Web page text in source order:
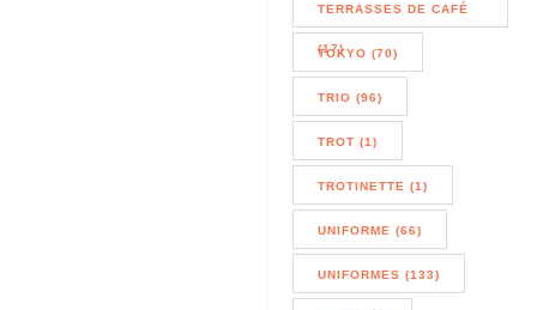
TERRASSES DE CAFÉ
(17)
TOKYO (70)
TRIO (96)
TROT (1)
TROTINETTE (1)
UNIFORME (66)
UNIFORMES (133)